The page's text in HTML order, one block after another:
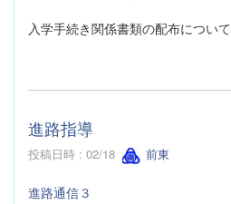
入学手続き関係書類の配布について
進路指導
投稿日時 : 02/18 前東
進路通信３